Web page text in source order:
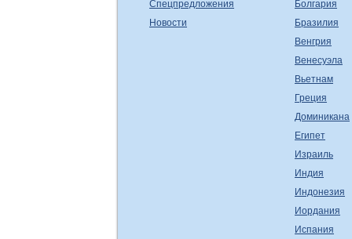
Спецпредложения
Новости
Болгария
Бразилия
Венгрия
Венесуэла
Вьетнам
Греция
Доминикана
Египет
Израиль
Индия
Индонезия
Иордания
Испания